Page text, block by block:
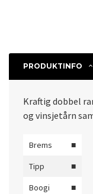
PRODUKTINFO
Kraftig dobbel
og vinsjetårn
Brems
■
Tipp
■
Boogi
■